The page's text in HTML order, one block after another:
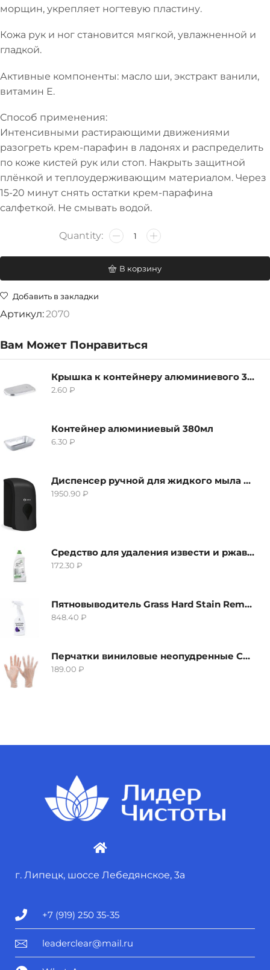
морщин, укрепляет ногтевую пластину.
Кожа рук и ног становится мягкой, увлажненной и
гладкой.
Активные компоненты: масло ши, экстракт ванили,
витамин Е.
Способ применения:
Интенсивными растирающими движениями
разогреть крем-парафин в ладонях и распределить
по коже кистей рук или стоп. Накрыть защитной
плёнкой и теплоудерживающим материалом. Через
15-20 минут снять остатки крем-парафина
салфеткой. Не смывать водой.
В корзину
Добавить в закладки
Артикул:2070
Вам Может Понравиться
Крышка к контейнеру алюминиевого 380мл
2.60 ₽
Контейнер алюминиевый 380мл
6.30 ₽
Диспенсер ручной для жидкого мыла Grass IT-0638, черный
1950.90 ₽
Средство для удаления извести и ржавчины Grass Gloss-Gel, 500мл
172.30 ₽
Пятновыводитель Grass Hard Stain Remover, 600мл
848.40 ₽
Перчатки виниловые неопудренные CTP-BS, размер S
189.00 ₽
г. Липецк, шоссе Лебедянское, 3а
+7 (919) 250 35-35
leaderclear@mail.ru